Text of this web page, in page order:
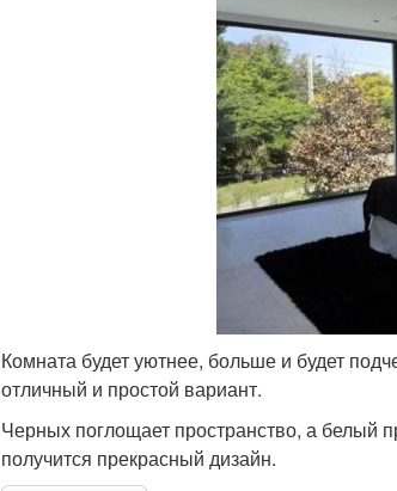
Комната будет уютнее, больше и будет
отличный и простой вариант.
Черных поглощает пространство, а белый
получится прекрасный дизайн.